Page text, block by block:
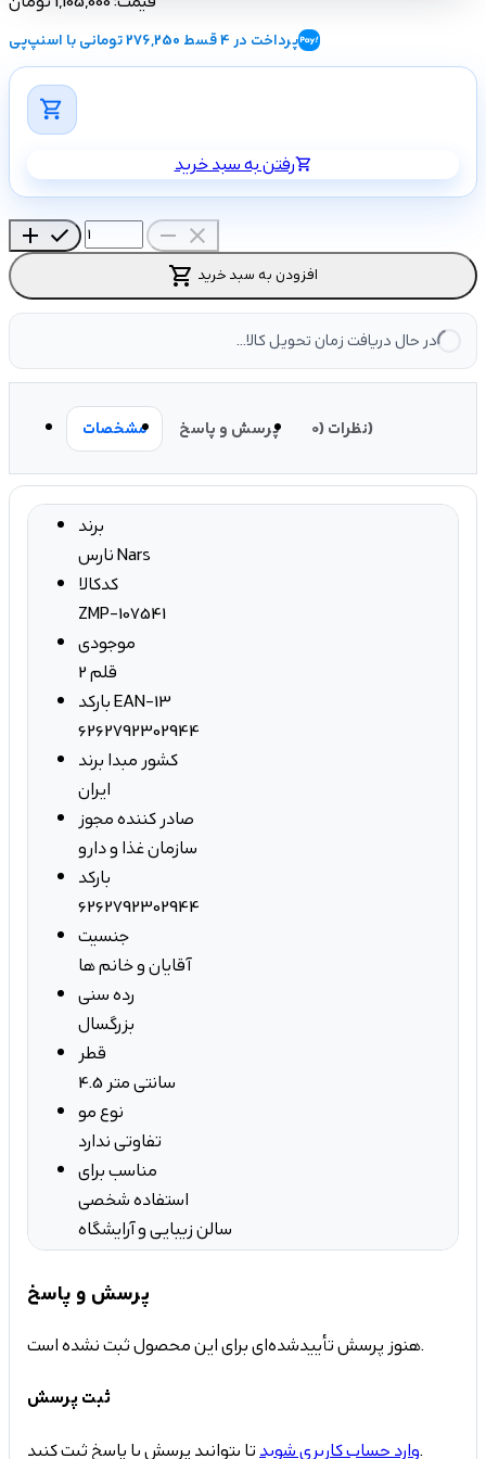
پرداخت در 4 قسط 276,250 تومانی با اسنپ‌پی
shopping_cart
رفتن به سبد خریدshopping_cart
add check remove close
shopping_cart افزودن به سبد خرید
در حال دریافت زمان تحویل کالا...
مشخصات پرسش و پاسخ نظرات (0)
برند
نارس Nars
کدکالا
ZMP-107541
موجودی
2 قلم
بارکد EAN-13
6262792302944
کشور مبدا برند
ایران
صادر کننده مجوز
سازمان غذا و دارو
بارکد
6262792302944
جنسیت
آقایان و خانم ها
رده سنی
بزرگسال
قطر
4.5 سانتی متر
نوع مو
تفاوتی ندارد
مناسب برای
استفاده شخصی
سالن زیبایی و آرایشگاه
پرسش و پاسخ
هنوز پرسش تأییدشده‌ای برای این محصول ثبت نشده است.
ثبت پرسش
وارد حساب کاربری شویدتا بتوانید پرسش یا پاسخ ثبت کنید.